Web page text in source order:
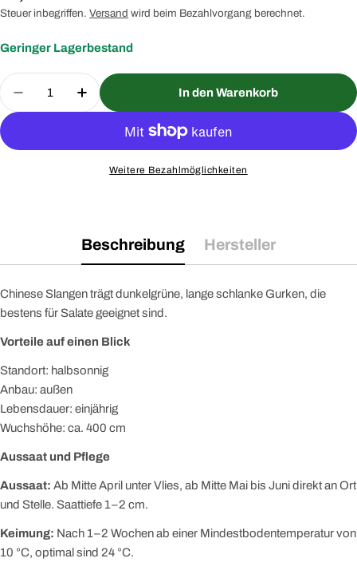
Preis
Steuer inbegriffen. Versand wird beim Bezahlvorgang berechnet.
Geringer Lagerbestand
Menge
Menge für Salatgurke Chinese Slangen Saatgut
Menge für Salatgurke Chinese Slangen
In den Warenkorb
Weitere Bezahlmöglichkeiten
Beschreibung Hersteller
Chinese Slangen trägt dunkelgrüne, lange schlanke Gurken, die
bestens für Salate geeignet sind.
Vorteile auf einen Blick
Standort: halbsonnig
Anbau: außen
Lebensdauer: einjährig
Wuchshöhe: ca. 400 cm
Aussaat und Pflege
Aussaat: Ab Mitte April unter Vlies, ab Mitte Mai bis Juni direkt an Ort
und Stelle. Saattiefe 1–2 cm.
Keimung: Nach 1–2 Wochen ab einer Mindestbodentemperatur von
10 °C, optimal sind 24 °C.